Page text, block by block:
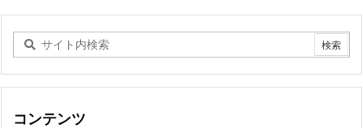
コンテンツ